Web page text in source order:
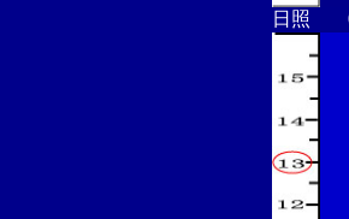
日照